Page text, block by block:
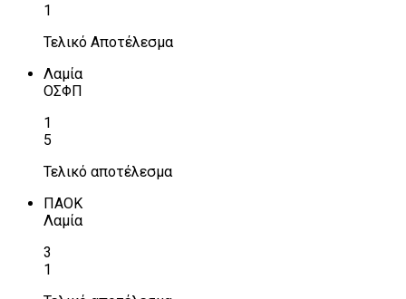
1
Τελικό Αποτέλεσμα
Λαμία
ΟΣΦΠ
1
5
Τελικό αποτέλεσμα
ΠΑΟΚ
Λαμία
3
1